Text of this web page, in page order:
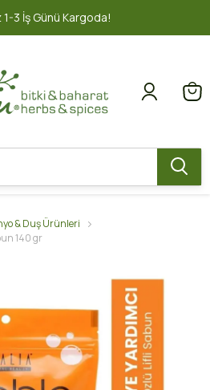
2000 TL ve üzeri
1 2
& Duş Ürünleri
140 gr